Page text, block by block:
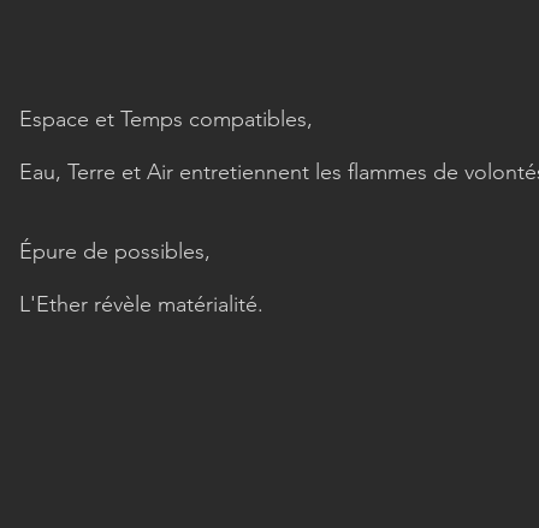
Espace et Temps compatibles,
Eau, Terre et Air entretiennent les flammes de
Épure de possibles,
L'Ether révèle matérialité.